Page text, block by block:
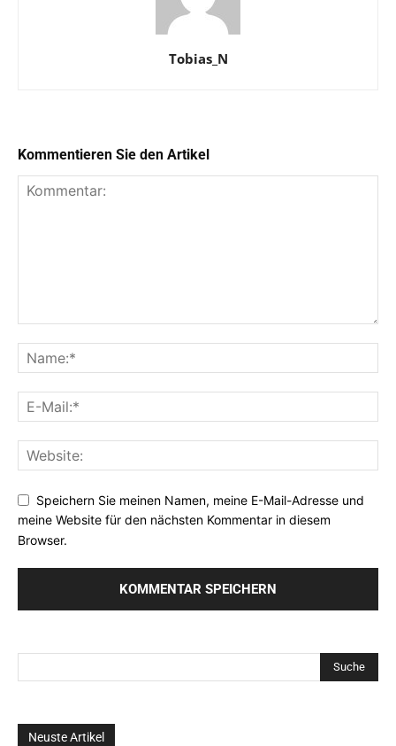
Tobias_N
Kommentieren Sie den Artikel
Speichern Sie meinen Namen, meine E-Mail-Adresse und
meine Website für den nächsten Kommentar in diesem
Browser.
Neuste Artikel